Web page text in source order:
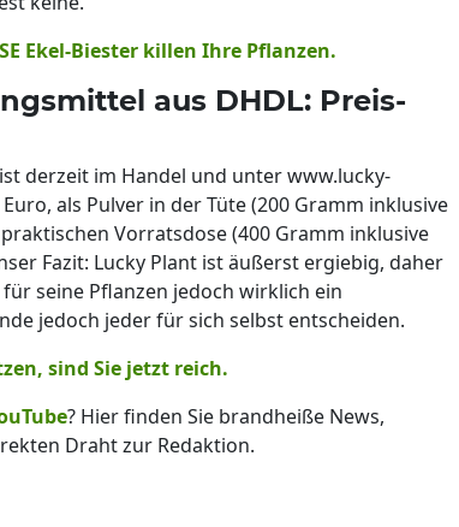
Ekel-Biester killen Ihre Pflanzen.
aus DHDL: Preis-
derzeit im Handel und unter www.lucky-
als Pulver in der Tüte (200 Gramm inklusive
Vorratsdose (400 Gramm inklusive
Fazit: Lucky Plant ist äußerst ergiebig, daher
seine Pflanzen jedoch wirklich ein
jedoch jeder für sich selbst entscheiden.
sind Sie jetzt reich.
? Hier finden Sie brandheiße News,
Draht zur Redaktion.